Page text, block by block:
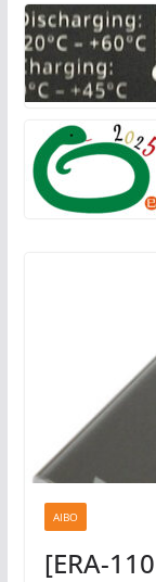
AIBO
[ERA-